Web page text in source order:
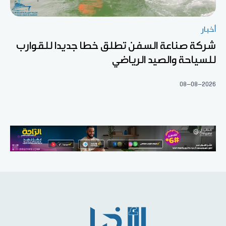
أخبار
شركة صناعة السفن تطلق خطا جديدا للقوارب
للسياحة والصيد الرياضي
08-08-2026